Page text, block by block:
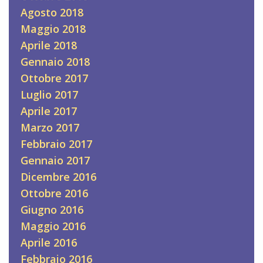
Agosto 2018
Maggio 2018
Aprile 2018
Gennaio 2018
Ottobre 2017
Luglio 2017
Aprile 2017
Marzo 2017
Febbraio 2017
Gennaio 2017
Dicembre 2016
Ottobre 2016
Giugno 2016
Maggio 2016
Aprile 2016
Febbraio 2016